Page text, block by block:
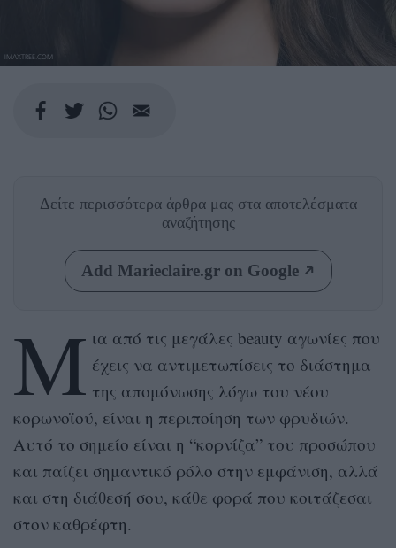
IMAXTREE.COM
Δείτε περισσότερα άρθρα μας στα αποτελέσματα
αναζήτησης
Add Marieclaire.gr on Google
Μ ια από τις μεγάλες beauty αγωνίες που
έχεις να αντιμετωπίσεις το διάστημα
της απομόνωσης λόγω του νέου
κορωνοϊού, είναι η περιποίηση των φρυδιών.
Αυτό το σημείο είναι η “κορνίζα” του προσώπου
και παίζει σημαντικό ρόλο στην εμφάνιση, αλλά
και στη διάθεσή σου, κάθε φορά που κοιτάζεσαι
στον καθρέφτη.